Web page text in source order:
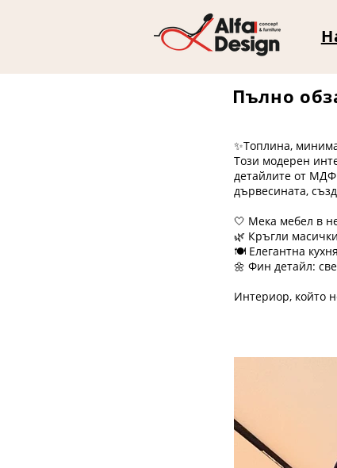
Пълно
✨Топлина,
Този модерен
детайлите от МДФ
дървесината,
🤍 Мека мебел в
🌿 Кръгли
🍽️ Елегантна
🌼 Фин детайл:
Интериор, който